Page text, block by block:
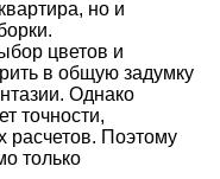
но и
цветов и
в общую задумку
Однако
точности,
расчетов. Поэтому
только